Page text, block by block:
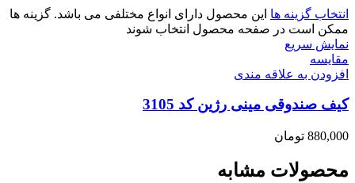
انتخاب گزینه ها این محصول دارای انواع مختلفی می باشد. گزینه ها
ممکن است در صفحه محصول انتخاب شوند
نمایش سریع
مقايسه
افزودن به علاقه مندی
کیف صندوقی مینی رژین کد 3105
880,000 تومان
محصولات مشابه